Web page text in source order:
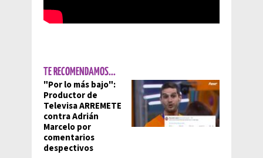
TE RECOMENDAMOS...
"Por lo más bajo":
Productor de
Televisa ARREMETE
contra Adrián
Marcelo por
comentarios
despectivos